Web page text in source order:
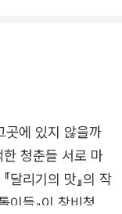
들 서로 마
들』이 창비청소